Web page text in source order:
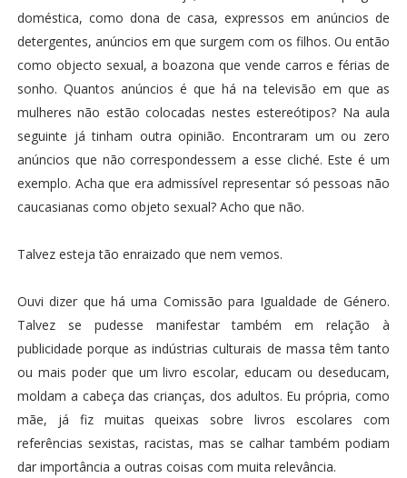
doméstica, como dona de casa, expressos em anúncios de
detergentes, anúncios em que surgem com os filhos. Ou então
como objecto sexual, a boazona que vende carros e férias de
sonho. Quantos anúncios é que há na televisão em que as
mulheres não estão colocadas nestes estereótipos? Na aula
seguinte já tinham outra opinião. Encontraram um ou zero
anúncios que não correspondessem a esse cliché. Este é um
exemplo. Acha que era admissível representar só pessoas não
caucasianas como objeto sexual? Acho que não.
Talvez esteja tão enraizado que nem vemos.
Ouvi dizer que há uma Comissão para Igualdade de Género.
Talvez se pudesse manifestar também em relação à
publicidade porque as indústrias culturais de massa têm tanto
ou mais poder que um livro escolar, educam ou deseducam,
moldam a cabeça das crianças, dos adultos. Eu própria, como
mãe, já fiz muitas queixas sobre livros escolares com
referências sexistas, racistas, mas se calhar também podiam
dar importância a outras coisas com muita relevância.